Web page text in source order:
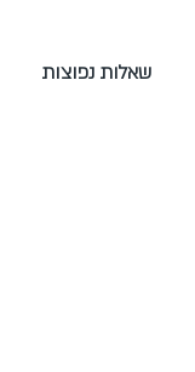
שאלות נפוצות